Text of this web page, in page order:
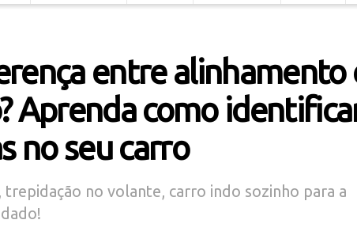
entre alinhamento
Aprenda como
no seu carro
no volante, carro indo sozinho para a